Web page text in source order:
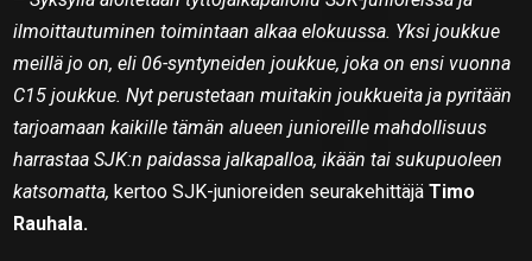
ilmoittautuminen toimintaan alkaa elokuussa. Yksi joukkue
meillä jo on, eli 06-syntyneiden joukkue, joka on ensi vuonna
C15 joukkue. Nyt perustetaan muitakin joukkueita ja pyritään
tarjoamaan kaikille tämän alueen junioreille mahdollisuus
harrastaa SJK:n paidassa jalkapalloa, ikään tai sukupuoleen
katsomatta, kertoo SJK-junioreiden seurakehittäjäTimo
Rauhala.